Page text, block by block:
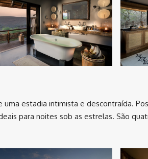
estadia intimista e descontraída.
para noites sob as estrelas. São